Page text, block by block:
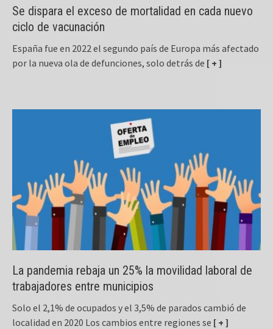
Se dispara el exceso de mortalidad en cada nuevo
ciclo de vacunación
España fue en 2022 el segundo país de Europa más afectado
por la nueva ola de defunciones, solo detrás de [ + ]
La pandemia rebaja un 25% la movilidad laboral de
trabajadores entre municipios
Solo el 2,1% de ocupados y el 3,5% de parados cambió de
localidad en 2020 Los cambios entre regiones se [ + ]